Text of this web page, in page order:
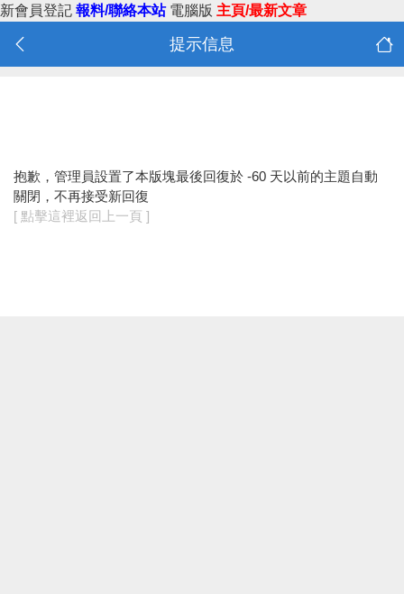
新會員登記 報料/聯絡本站 電腦版 主頁/最新文章
提示信息
抱歉，管理員設置了本版塊最後回復於 -60 天以前的主題自動
關閉，不再接受新回復
[ 點擊這裡返回上一頁 ]